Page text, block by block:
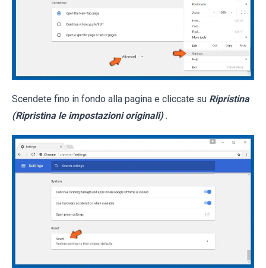
Scendete fino in fondo alla pagina e cliccate su Ripristina
(Ripristina le impostazioni originali) .